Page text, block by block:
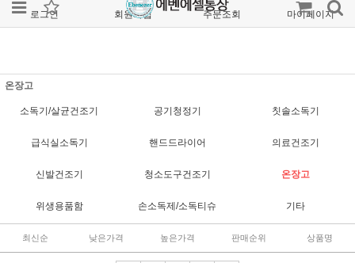
로그인 회원가입 주문조회 마이페이지
온장고
소독기/살균건조기 공기청정기 칫솔소독기
급식실소독기 핸드드라이어 의료건조기
신발건조기 청소도구건조기 온장고
위생용품함 손소독제/소독티슈 기타
최신순 낮은가격 높은가격 판매순위 상품명